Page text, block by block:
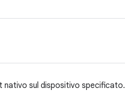
nativo sul dispositivo specificato.